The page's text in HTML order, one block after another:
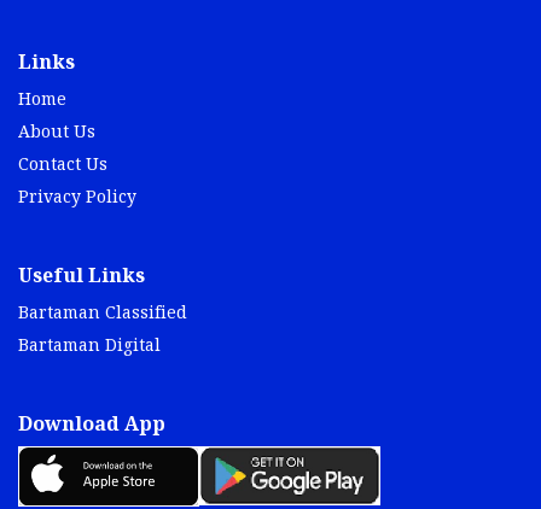
Links
Home
About Us
Contact Us
Privacy Policy
Useful Links
Bartaman Classified
Bartaman Digital
Download App